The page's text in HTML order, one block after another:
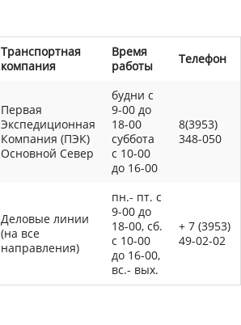
Транспортная
компания
Время
работы
Телефон
Первая
Экспедиционная
Компания (ПЭК)
Основной Север
будни с
9-00 до
18-00
суббота
с 10-00
до 16-00
8(3953)
348-050
Деловые линии
(на все
направления)
пн.- пт. с
9-00 до
18-00, сб.
с 10-00
до 16-00,
вс.- вых.
+ 7 (3953)
49-02-02